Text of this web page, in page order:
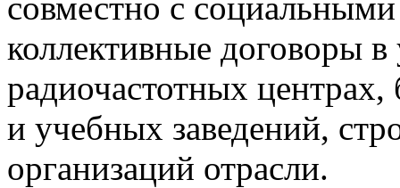
коллективные договоры
радиочастотных
и учебных заведений,
организаций отрасли.